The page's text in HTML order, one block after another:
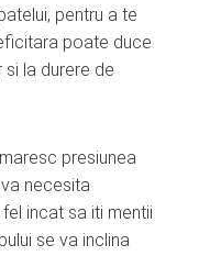
pentru a te
poate duce
si la durere de
presiunea
necesita
incat sa iti mentii
se va inclina